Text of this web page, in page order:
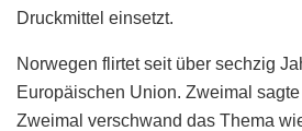
Druckmittel einsetzt.
Norwegen flirtet seit über sechzig
Europäischen Union. Zweimal
Zweimal verschwand das Thema